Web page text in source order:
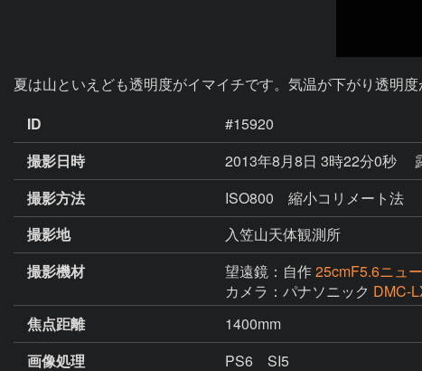
夏は山といえども透明度がイマイチです。気温が下がり透明
ID
#15920
撮影日時
2013年8月8日 3時22分0秒
撮影方法
ISO800 縮小コリメート法
撮影地
入笠山天体観測所
撮影機材
望遠鏡：自作25cmF5.6ニュ
カメラ：パナソニック DMC-
焦点距離
1400mm
画像処理
PS6　SI5